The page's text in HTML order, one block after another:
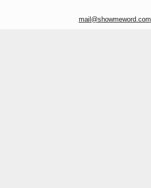
mail@showmeword.com